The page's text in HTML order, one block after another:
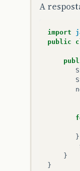
A
import
public
}
}
}